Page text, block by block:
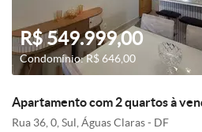
R$ 549.999,00
Condomínio: R$ 646,00
Apartamento com 2 quartos à
Rua 36, 0, Sul, Águas Claras - DF